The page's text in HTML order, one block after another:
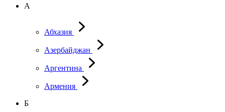
А
Абхазия
Азербайджан
Аргентина
Армения
Б